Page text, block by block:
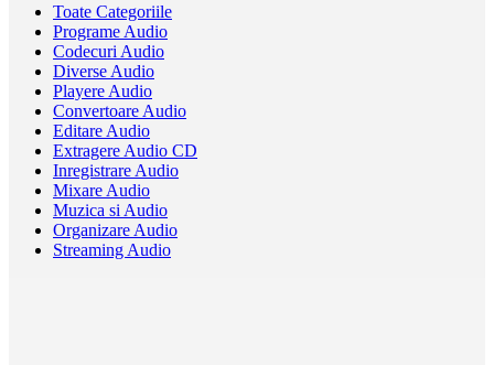
Toate Categoriile
Programe Audio
Codecuri Audio
Diverse Audio
Playere Audio
Convertoare Audio
Editare Audio
Extragere Audio CD
Inregistrare Audio
Mixare Audio
Muzica si Audio
Organizare Audio
Streaming Audio